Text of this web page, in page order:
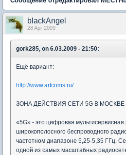
blackAngel
28 Apr 2009
gork285, on 6.03.2009 - 21:50:
Ещё вариант:
http://www.artcoms.ru/
ЗОНА ДЕЙСТВИЯ СЕТИ 5G В
«5G» - это цифровая мультисервисная
широкополосного беспроводного
частотном диапазоне 5,25-5,35 ГГц.
одной из самых масштабных